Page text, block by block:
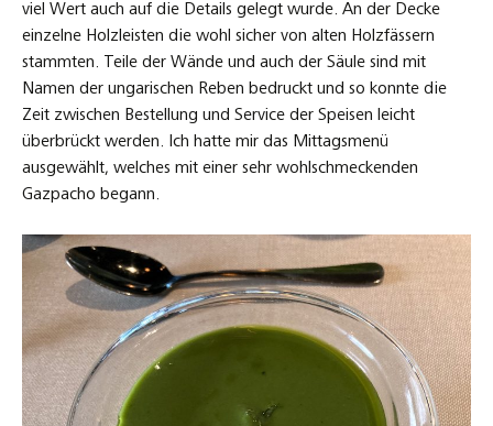
viel Wert auch auf die Details gelegt wurde. An der Decke
einzelne Holzleisten die wohl sicher von alten Holzfässern
stammten. Teile der Wände und auch der Säule sind mit
Namen der ungarischen Reben bedruckt und so konnte die
Zeit zwischen Bestellung und Service der Speisen leicht
überbrückt werden. Ich hatte mir das Mittagsmenü
ausgewählt, welches mit einer sehr wohlschmeckenden
Gazpacho begann.